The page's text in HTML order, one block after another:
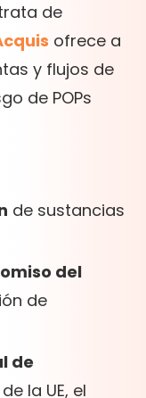
de
ofrece a
y flujos de
de POPs
de sustancias
del
de
de
la UE, el